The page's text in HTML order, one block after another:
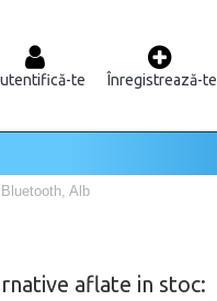
te Înregistrează-te
Alb
aflate in stoc: